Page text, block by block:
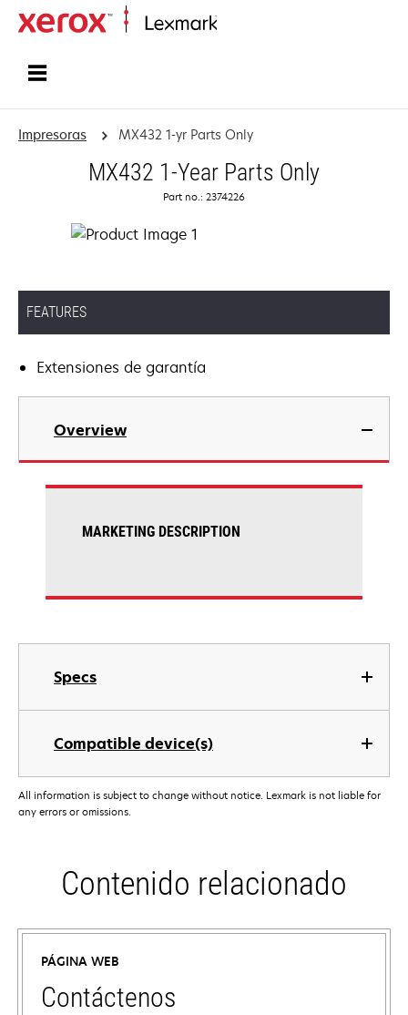
Impresoras MX432 1-yr Parts Only
MX432 1-Year Parts Only
Part no.: 2374226
FEATURES
Extensiones de garantía
Overview
Specs
Compatible device(s)
MARKETING DESCRIPTION
All information is subject to change without notice. Lexmark is not liable for
any errors or omissions.
Contenido relacionado
PÁGINA WEB
Contáctenos